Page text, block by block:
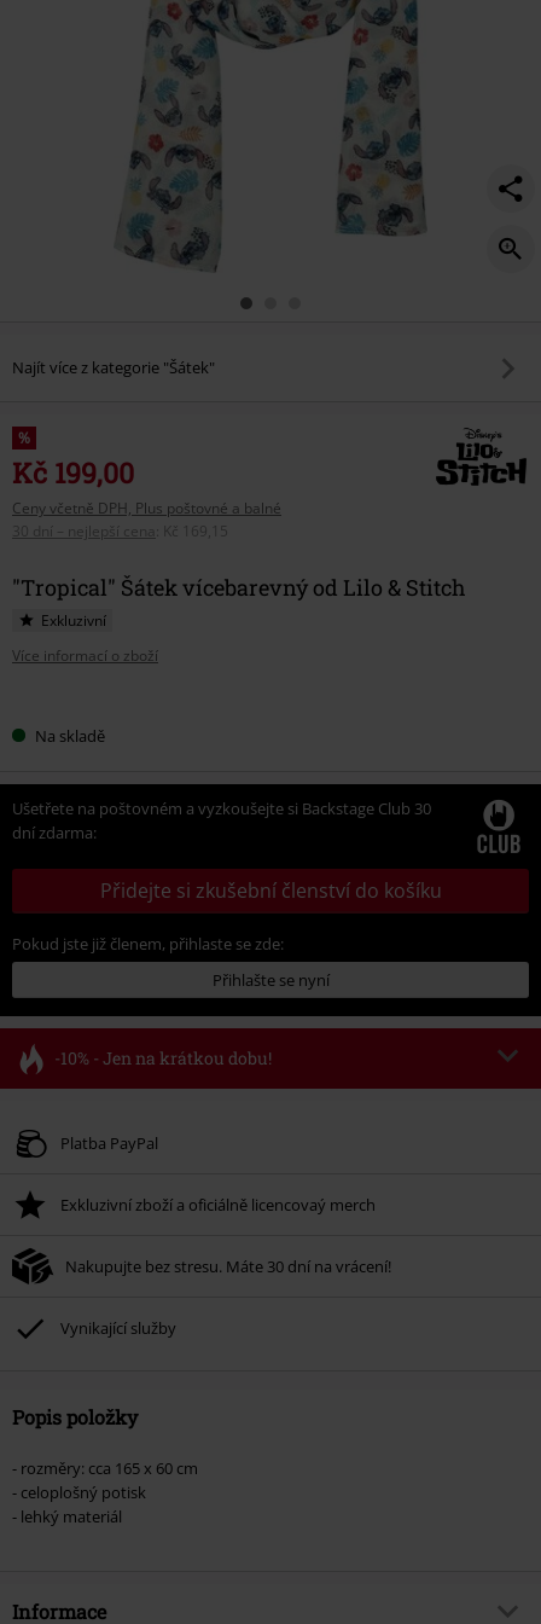
Najít více z kategorie "Šátek"
%
Kč 199,00
Ceny včetně DPH, Plus poštovné a balné
30 dní – nejlepší cena
Kč 169,15
"Tropical" Šátek vícebarevný od Lilo & Stitch
Exkluzivní
Více informací o zboží
si Na skladě
Ušetřete na poštovném a vyzkoušejte si Backstage Club 30
dní zdarma:
Přidejte si zkušební členství do košíku
Pokud jste již členem, přihlaste se zde:
Přihlašte se nyní
-10% - Jen na krátkou dobu!
Platné do 8/11/26
Po zadání kódu v košíku, se sleva uplatní automaticky.
Nelze kombinovat s jinými akciovými kódy. Sleva se nevztahuje na: knihy,
média, vstupenky, Rammstein, (Till) Lindemann, Böhse Onkelz, Broilers, Die
podpoříte nadaci.
Platba PayPal
Exkluzivní zboží a oficiálně licencovaý merch
Nakupujte bez stresu. Máte 30 dní na vrácení!
Vynikající služby
Popis položky
- rozměry: cca 165 x 60 cm
- celoplošný potisk
- lehký materiál
Informace